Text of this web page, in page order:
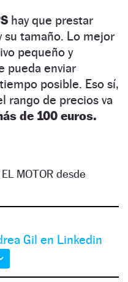
hay que prestar
su tamaño. Lo mejor
pequeño y
pueda enviar
posible. Eso sí,
rango de precios va
de 100 euros.
MOTOR desde
Gil en Linkedin